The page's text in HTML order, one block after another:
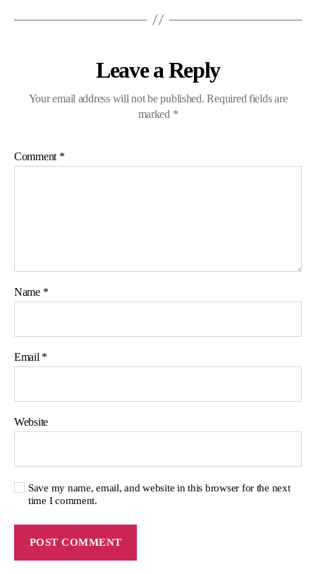
Leave a Reply
Your email address will not be published. Required fields are
marked *
Comment *
Name *
Email *
Website
Save my name, email, and website in this browser for the next
time I comment.